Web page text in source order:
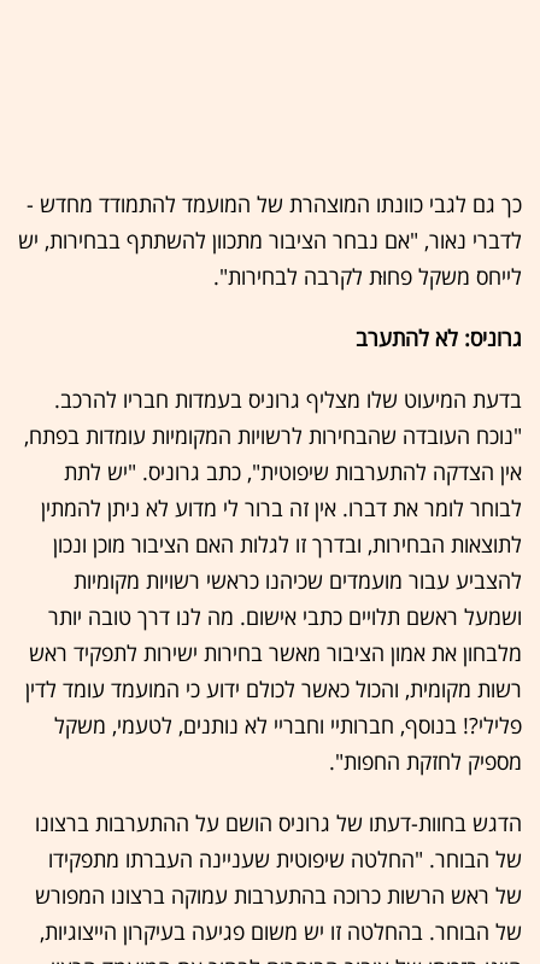
כך גם לגבי כוונתו המוצהרת של המועמד להתמודד מחדש -
לדברי נאור, "אם נבחר הציבור מתכוון להשתתף בבחירות, יש
לייחס משקל פחוּת לקרבה לבחירות".
גרוניס: לא להתערב
בדעת המיעוט שלו מצליף גרוניס בעמדות חבריו להרכב.
"נוכח העובדה שהבחירות לרשויות המקומיות עומדות בפתח,
אין הצדקה להתערבות שיפוטית", כתב גרוניס. "יש לתת
לבוחר לומר את דברו. אין זה ברור לי מדוע לא ניתן להמתין
לתוצאות הבחירות, ובדרך זו לגלות האם הציבור מוכן ונכון
להצביע עבור מועמדים שכיהנו כראשי רשויות מקומיות
ושמעל ראשם תלויים כתבי אישום. מה לנו דרך טובה יותר
מלבחון את אמון הציבור מאשר בחירות ישירות לתפקיד ראש
רשות מקומית, והכול כאשר לכולם ידוע כי המועמד עומד לדין
פלילי?! בנוסף, חברותיי וחבריי לא נותנים, לטעמי, משקל
מספיק לחזקת החפות".
הדגש בחוות-דעתו של גרוניס הושם על ההתערבות ברצונו
של הבוחר. "החלטה שיפוטית שעניינה העברתו מתפקידו
של ראש הרשות כרוכה בהתערבות עמוקה ברצונו המפורש
של הבוחר. בהחלטה זו יש משום פגיעה בעיקרון הייצוגיות,